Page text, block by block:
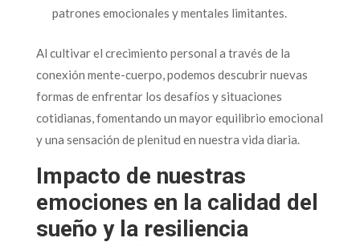
patrones emocionales y mentales limitantes.
Al cultivar el crecimiento personal a través de la
conexión mente-cuerpo, podemos descubrir nuevas
formas de enfrentar los desafíos y situaciones
cotidianas, fomentando un mayor equilibrio emocional
y una sensación de plenitud en nuestra vida diaria.
Impacto de nuestras
emociones en la calidad del
sueño y la resiliencia